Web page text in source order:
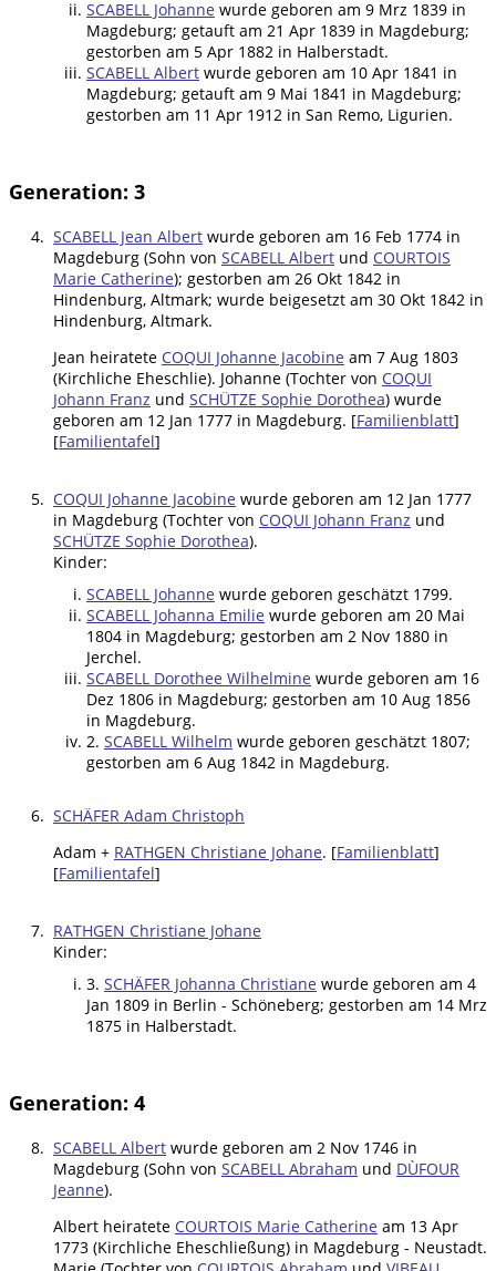
SCABELL Johanne wurde geboren am 9 Mrz 1839 in
Magdeburg; getauft am 21 Apr 1839 in Magdeburg;
gestorben am 5 Apr 1882 in Halberstadt.
SCABELL Albert wurde geboren am 10 Apr 1841 in
Magdeburg; getauft am 9 Mai 1841 in Magdeburg;
gestorben am 11 Apr 1912 in San Remo, Ligurien.
Generation: 3
4. SCABELL Jean Albert wurde geboren am 16 Feb 1774 in
Magdeburg (Sohn von SCABELL Albert und COURTOIS
Marie Catherine); gestorben am 26 Okt 1842 in
Hindenburg, Altmark; wurde beigesetzt am 30 Okt 1842 in
Hindenburg, Altmark.
Jean heiratete COQUI Johanne Jacobine am 7 Aug 1803
(Kirchliche Eheschlie). Johanne (Tochter von COQUI
Johann Franz und SCHÜTZE Sophie Dorothea) wurde
geboren am 12 Jan 1777 in Magdeburg. [Familienblatt]
[Familientafel]
5. COQUI Johanne Jacobine wurde geboren am 12 Jan 1777
in Magdeburg (Tochter von COQUI Johann Franz und
SCHÜTZE Sophie Dorothea).
Kinder:
SCABELL Johanne wurde geboren geschätzt 1799.
SCABELL Johanna Emilie wurde geboren am 20 Mai
1804 in Magdeburg; gestorben am 2 Nov 1880 in
Jerchel.
SCABELL Dorothee Wilhelmine wurde geboren am 16
Dez 1806 in Magdeburg; gestorben am 10 Aug 1856
in Magdeburg.
2. SCABELL Wilhelm wurde geboren geschätzt 1807;
gestorben am 6 Aug 1842 in Magdeburg.
6. SCHÄFER Adam Christoph
Adam + RATHGEN Christiane Johane. [Familienblatt]
[Familientafel]
7. RATHGEN Christiane Johane
Kinder:
3. SCHÄFER Johanna Christiane wurde geboren am 4
Jan 1809 in Berlin - Schöneberg; gestorben am 14 Mrz
1875 in Halberstadt.
Generation: 4
8. SCABELL Albert wurde geboren am 2 Nov 1746 in
Magdeburg (Sohn von SCABELL Abraham und DÙFOUR
Jeanne).
Albert heiratete COURTOIS Marie Catherine am 13 Apr
1773 (Kirchliche Eheschließung) in Magdeburg - Neustadt.